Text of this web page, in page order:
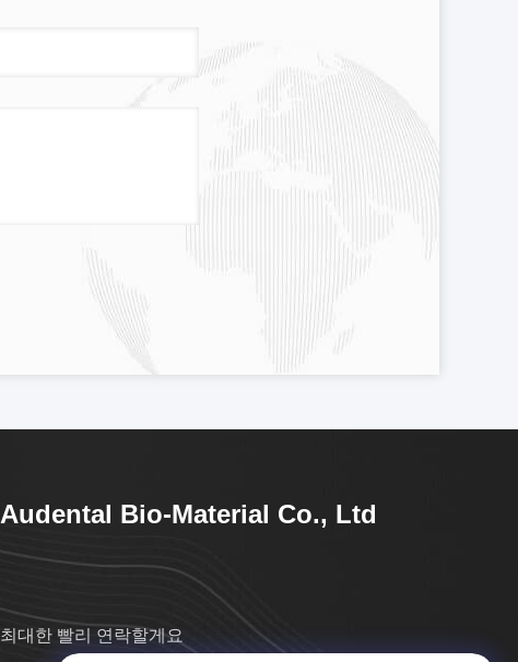
Audental Bio-Material Co., Ltd
최대한 빨리 연락할게요